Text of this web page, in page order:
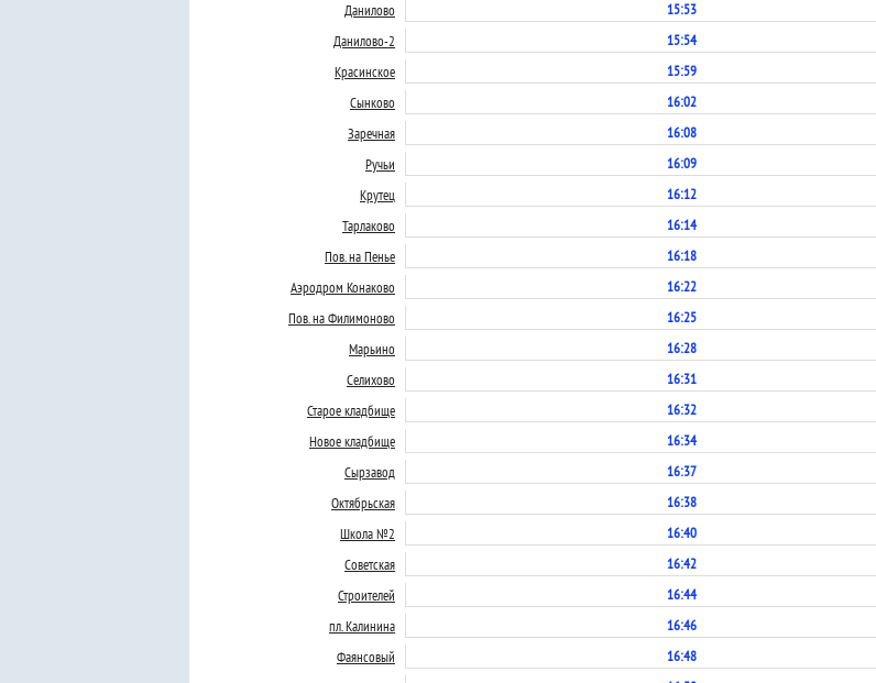
Данилово
15:53
Данилово-2
15:54
Красинское
15:59
Сынково
16:02
Заречная
16:08
Ручьи
16:09
Крутец
16:12
Тарлаково
16:14
Пов. на Пенье
16:18
Аэродром Конаково
16:22
Пов. на Филимоново
16:25
Марьино
16:28
Селихово
16:31
Старое кладбище
16:32
Новое кладбище
16:34
Сырзавод
16:37
Октябрьская
16:38
Школа №2
16:40
Советская
16:42
Строителей
16:44
пл. Калинина
16:46
Фаянсовый
16:48